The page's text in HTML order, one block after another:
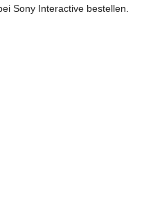
Sony Interactive bestellen.